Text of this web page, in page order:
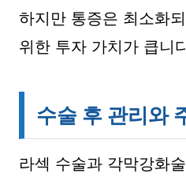
하지만 통증은 최소화
위한 투자 가치가 큽니
수술 후 관리와
라섹 수술과 각막강화